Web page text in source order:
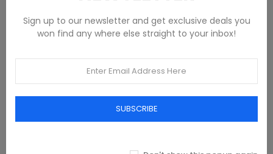
Sign up to our newsletter and get exclusive deals you
won find any where else straight to your inbox!
SUBSCRIBE